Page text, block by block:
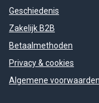
Geschiedenis
Zakelijk B2B
Betaalmethoden
Privacy & cookies
Algemene voorwaarden